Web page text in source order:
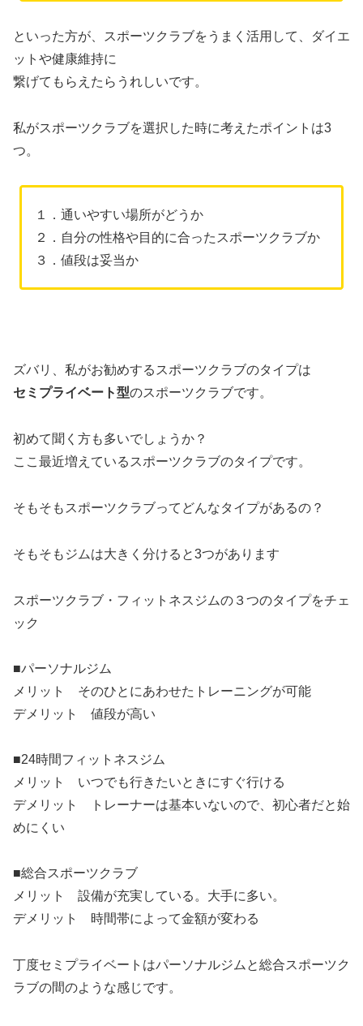
といった方が、スポーツクラブをうまく活用して、ダイエ
ットや健康維持に
繋げてもらえたらうれしいです。
私がスポーツクラブを選択した時に考えたポイントは3
つ。
１．通いやすい場所がどうか
２．自分の性格や目的に合ったスポーツクラブか
３．値段は妥当か
ズバリ、私がお勧めするスポーツクラブのタイプは
セミプライベート型のスポーツクラブです。
初めて聞く方も多いでしょうか？
ここ最近増えているスポーツクラブのタイプです。
そもそもスポーツクラブってどんなタイプがあるの？
そもそもジムは大きく分けると3つがあります
スポーツクラブ・フィットネスジムの３つのタイプをチェ
ック
■パーソナルジム
メリット そのひとにあわせたトレーニングが可能
デメリット 値段が高い
■24時間フィットネスジム
メリット いつでも行きたいときにすぐ行ける
デメリット トレーナーは基本いないので、初心者だと始
めにくい
■総合スポーツクラブ
メリット 設備が充実している。大手に多い。
デメリット 時間帯によって金額が変わる
丁度セミプライベートはパーソナルジムと総合スポーツク
ラブの間のような感じです。